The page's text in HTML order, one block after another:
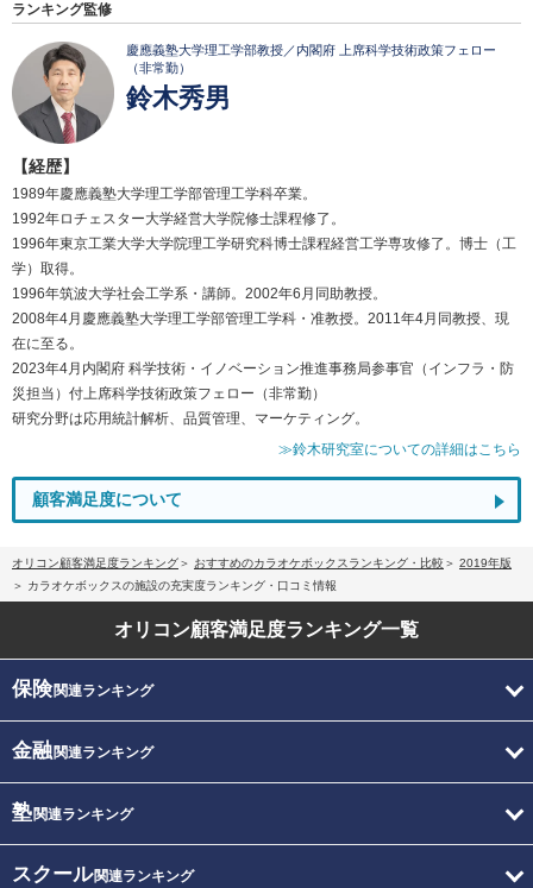
ランキング監修
慶應義塾大学理工学部教授／内閣府 上席科学技術政策フェロー
（非常勤）
鈴木秀男
【経歴】
1989年慶應義塾大学理工学部管理工学科卒業。
1992年ロチェスター大学経営大学院修士課程修了。
1996年東京工業大学大学院理工学研究科博士課程経営工学専攻修了。博士（工
学）取得。
1996年筑波大学社会工学系・講師。2002年6月同助教授。
2008年4月慶應義塾大学理工学部管理工学科・准教授。2011年4月同教授、現
在に至る。
2023年4月内閣府 科学技術・イノベーション推進事務局参事官（インフラ・防
災担当）付上席科学技術政策フェロー（非常勤）
研究分野は応用統計解析、品質管理、マーケティング。
≫鈴木研究室についての詳細はこちら
顧客満足度について
オリコン顧客満足度ランキング おすすめのカラオケボックスランキング・比較
2019年版
カラオケボックスの施設の充実度ランキング・口コミ情報
オリコン顧客満足度ランキング一覧
保険関連ランキング
金融関連ランキング
塾関連ランキング
スクール関連ランキング